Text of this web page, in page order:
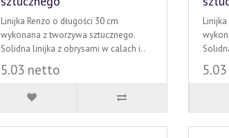
Linijka Renzo o długości 30 cm
wykonana z tworzywa sztucznego.
Solidna linijka z obrysami w calach i..
5.03 netto
Linijka